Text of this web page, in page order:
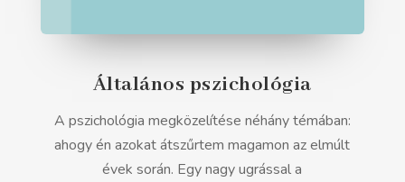
Általános pszichológia
A pszichológia megközelítése néhány témában:
ahogy én azokat átszűrtem magamon az elmúlt
évek során. Egy nagy ugrással a